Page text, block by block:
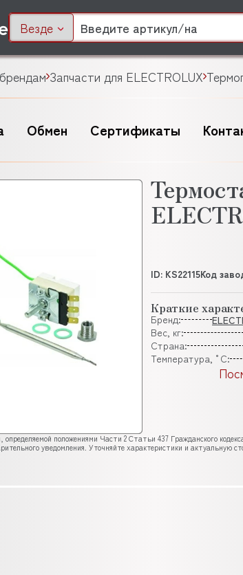
Везде
Запчасти для ELECTROLUX
Обмен Сертификаты
ID: KS22115Код
Краткие
Бренд:
Вес, кг:
Страна:
Температура, °C:
положениями Части 2 Статьи 437 Гражданского
уведомления. Уточняйте характеристики и актуальную